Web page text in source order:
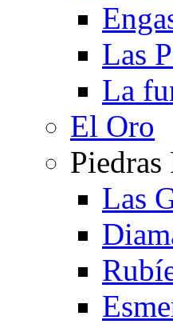
Las
La
El Oro
Piedras
Las